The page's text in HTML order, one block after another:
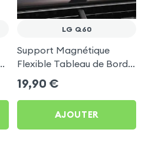
LG Q60
Support Magnétique
Flexible Tableau de Bord
et Écran central pour LG
Q60
19,90 €
AJOUTER